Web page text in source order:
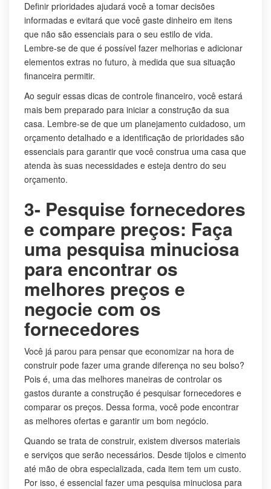
Definir prioridades ajudará você a tomar decisões
informadas e evitará que você gaste dinheiro em itens
que não são essenciais para o seu estilo de vida.
Lembre-se de que é possível fazer melhorias e adicionar
elementos extras no futuro, à medida que sua situação
financeira permitir.
Ao seguir essas dicas de controle financeiro, você estará
mais bem preparado para iniciar a construção da sua
casa. Lembre-se de que um planejamento cuidadoso, um
orçamento detalhado e a identificação de prioridades são
essenciais para garantir que você construa uma casa que
atenda às suas necessidades e esteja dentro do seu
orçamento.
3- Pesquise fornecedores
e compare preços: Faça
uma pesquisa minuciosa
para encontrar os
melhores preços e
negocie com os
fornecedores
Você já parou para pensar que economizar na hora de
construir pode fazer uma grande diferença no seu bolso?
Pois é, uma das melhores maneiras de controlar os
gastos durante a construção é pesquisar fornecedores e
comparar os preços. Dessa forma, você pode encontrar
as melhores ofertas e garantir um bom negócio.
Quando se trata de construir, existem diversos materiais
e serviços que serão necessários. Desde tijolos e cimento
até mão de obra especializada, cada item tem um custo.
Por isso, é essencial fazer uma pesquisa minuciosa para